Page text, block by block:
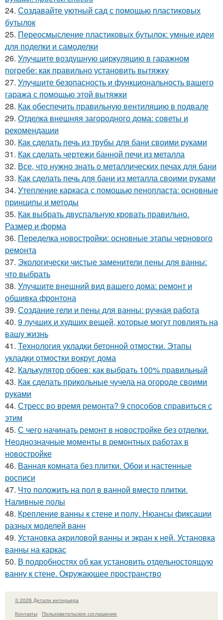
24. Создавайте уютный сад с помощью пластиковых
бутылок
25. Переосмысление пластиковых бутылок: умные идеи
для поделки и самоделки
26. Улучшите воздушную циркуляцию в гаражном
погребе: как правильно установить вытяжку
27. Улучшите безопасность и функциональность вашего
гаража с помощью этой вытяжки
28. Как обеспечить правильную вентиляцию в подвале
29. Отделка внешняя загородного дома: советы и
рекомендации
30. Как сделать печь из трубы для бани своими руками
31. Как сделать чертежи банной печи из металла
32. Все, что нужно знать о металлических печах для бани
33. Как сделать печь для бани из металла своими руками
34. Утепление каркаса с помощью пенопласта: основные
принципы и методы
35. Как выбрать двуспальную кровать правильно.
Размер и форма
36. Переделка новостройки: основные этапы чернового
ремонта
37. Экологически чистые заменители пены для ванны:
что выбрать
38. Улучшите внешний вид вашего дома: ремонт и
обшивка фронтона
39. Создание гели и пены для ванны: ручная работа
40. 9 лучших и худших вещей, которые могут повлиять на
вашу жизнь
41. Технология укладки бетонной отмостки. Этапы
укладки отмостки вокруг дома
42. Калькулятор обоев: как выбрать 100% правильный
43. Как сделать прикольные чучела на огороде своими
руками
44. Стресс во время ремонта? 9 способов справиться с
этим
45. С чего начинать ремонт в новостройке без отделки.
Неоднозначные моменты в ремонтных работах в
новостройке
46. Ванная комната без плитки. Обои и настенные
росписи
47. Что положить на пол в ванной вместо плитки.
Наливные полы
48. Крепление ванны к стене и полу. Нюансы фиксации
разных моделей ванн
49. Установка акриловой ванны и экран к ней. Установка
ванны на каркас
50. В подробностях об как установить отдельностоящую
ванну к стене. Окружающее пространство
© 2026 Детали интерьера
Контакты
Пользовательское соглашение